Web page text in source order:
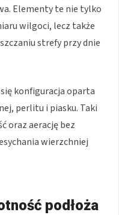
Elementy te nie tylko
wilgoci, lecz także
strefy przy dnie
konfiguracja oparta
perlitu i piasku. Taki
oraz aerację bez
wierzchniej
podłoża